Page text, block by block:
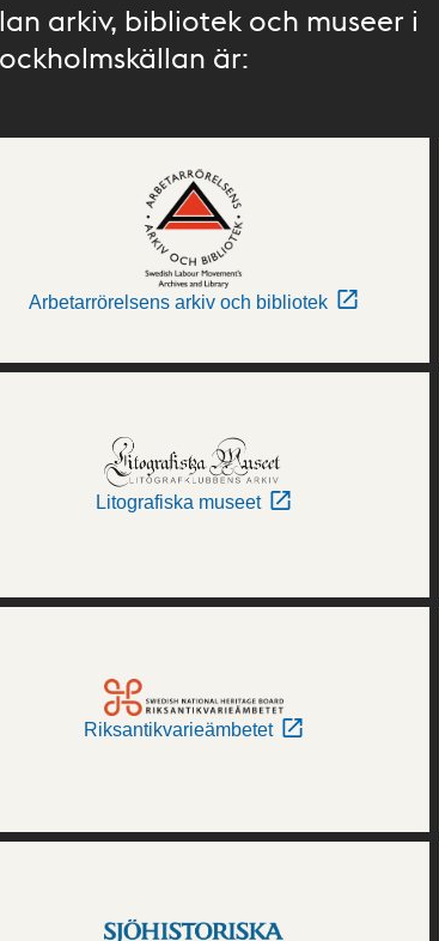
arkiv, bibliotek och museer i
är:
Arbetarrörelsens arkiv och bibliotek
Litografiska museet
Riksantikvarieämbetet